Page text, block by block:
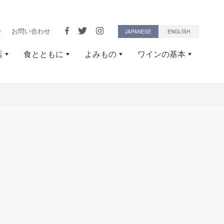
お問い合わせ JAPANESE ENGLISH
食とともに よみもの ワインの基本